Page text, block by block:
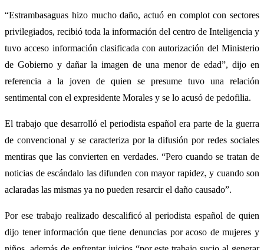
“Estrambasaguas hizo mucho daño, actuó en complot con sectores
privilegiados, recibió toda la información del centro de Inteligencia y
tuvo acceso información clasificada con autorización del Ministerio
de Gobierno y dañar la imagen de una menor de edad”, dijo en
referencia a la joven de quien se presume tuvo una relación
sentimental con el expresidente Morales y se lo acusó de pedofilia.
El trabajo que desarrolló el periodista español era parte de la guerra
de convencional y se caracteriza por la difusión por redes sociales
mentiras que las convierten en verdades. “Pero cuando se tratan de
noticias de escándalo las difunden con mayor rapidez, y cuando son
aclaradas las mismas ya no pueden resarcir el daño causado”.
Por ese trabajo realizado descalificó al periodista español de quien
dijo tener información que tiene denuncias por acoso de mujeres y